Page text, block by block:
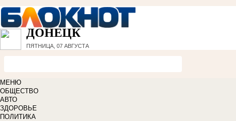
ДОНЕЦК
ПЯТНИЦА, 07 АВГУСТА
МЕНЮ
ОБЩЕСТВО
АВТО
ЗДОРОВЬЕ
ПОЛИТИКА